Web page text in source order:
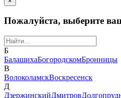
Пожалуйста, выберите
Б
БалашихаБогородскомБронницы
В
ВолоколамскВоскресенск
Д
ДзержинскийДмитров